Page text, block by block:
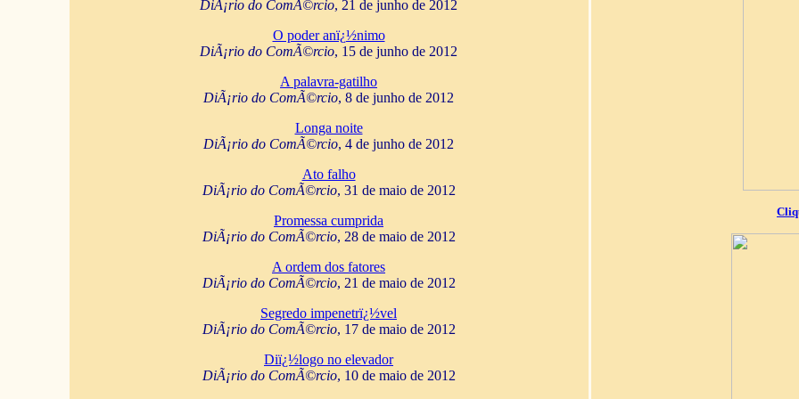
DiÃ¡rio do ComÃ©rcio, 21 de junho de 2012
O poder anï¿½nimo
DiÃ¡rio do ComÃ©rcio, 15 de junho de 2012
A palavra-gatilho
DiÃ¡rio do ComÃ©rcio, 8 de junho de 2012
Longa noite
DiÃ¡rio do ComÃ©rcio, 4 de junho de 2012
Ato falho
DiÃ¡rio do ComÃ©rcio, 31 de maio de 2012
Promessa cumprida
DiÃ¡rio do ComÃ©rcio, 28 de maio de 2012
A ordem dos fatores
DiÃ¡rio do ComÃ©rcio, 21 de maio de 2012
Segredo impenetrï¿½vel
DiÃ¡rio do ComÃ©rcio, 17 de maio de 2012
Diï¿½logo no elevador
DiÃ¡rio do ComÃ©rcio, 10 de maio de 2012